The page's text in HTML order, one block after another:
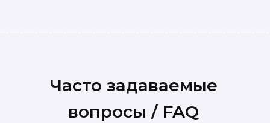
Часто задаваемые
вопросы / FAQ